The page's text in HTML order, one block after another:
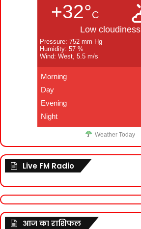
+32°C
Low cloudiness
Pressure: 752 mm Hg
Humidity: 57 %
Wind: West, 5.5 m/s
Morning
Day
Evening
Night
Weather Today
Live FM Radio
आज का राशिफल